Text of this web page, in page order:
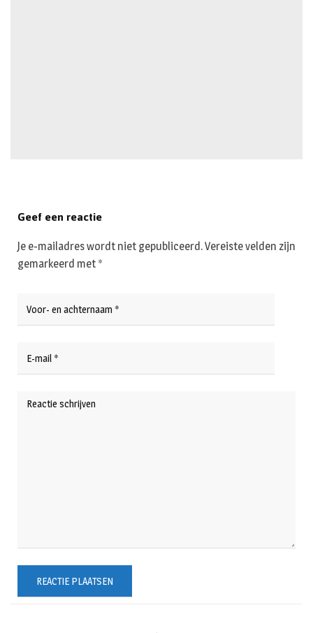
Geef een reactie
Je e-mailadres wordt niet gepubliceerd.Vereiste velden zijn
gemarkeerd met *